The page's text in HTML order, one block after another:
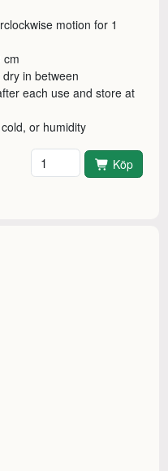
motion for 1
cm
in between
each use and store at
or humidity
Antal Köp